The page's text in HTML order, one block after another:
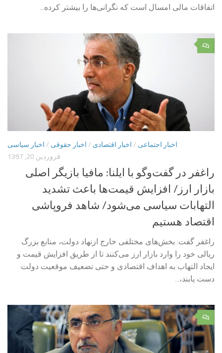
اتفاقات مالی امسال است که نگرانی‌ها را بیشتر کرده...
۰
اخبار اجتماعی / اخبار اقتصادی / اخبار حقوقی / اخبار سیاسی
فروردین 20, 1397
راغفر در گفت‌وگو با ایلنا: مافیا بازیگر اصلی
بازار ارز/ افزایش قیمت‌ها باعث تشدید
التهابات سیاسی می‌شود/ شاهد فروپاشی
اقتصاد هستیم
راغفر گفت: بخش‌های مختلفی خارج ازنهاد دولت، منابع بزرگ
ریالی خود را وارد بازار ارز می‌کنند تا از طریق افزایش قیمت و
ایجاد التهاب به اهداف اقتصادی و حتی تضعیف موقعیت دولت
دست یابند،...
۰